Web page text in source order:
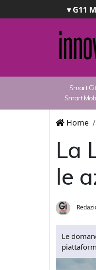
▾ G11
Smart
Smart
Home
La
le
Le